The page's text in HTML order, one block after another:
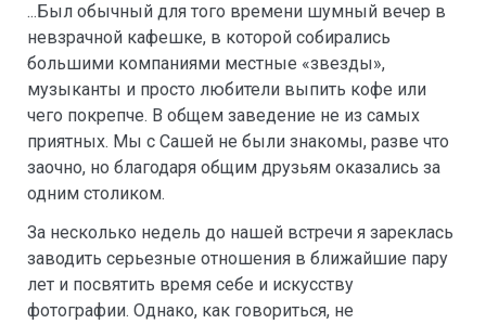
...Был обычный для того времени шумный вечер в
невзрачной кафешке, в которой собирались
большими компаниями местные «звезды»,
музыканты и просто любители выпить кофе или
чего покрепче. В общем заведение не из самых
приятных. Мы с Сашей не были знакомы, разве что
заочно, но благодаря общим друзьям оказались за
одним столиком.
За несколько недель до нашей встречи я зареклась
заводить серьезные отношения в ближайшие пару
лет и посвятить время себе и искусству
фотографии. Однако, как говориться, не